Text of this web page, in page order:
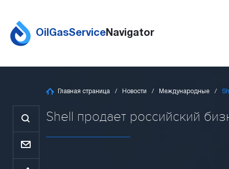
OilGasServiceNavigator
Главная страница Новости Международные
Shell продает российский